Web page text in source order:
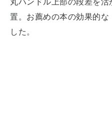
丸ハンドル上部の段差を
置。お薦めの本の効果的な
した。